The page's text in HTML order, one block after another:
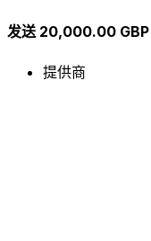
发送 20,000.00 GBP
提供商